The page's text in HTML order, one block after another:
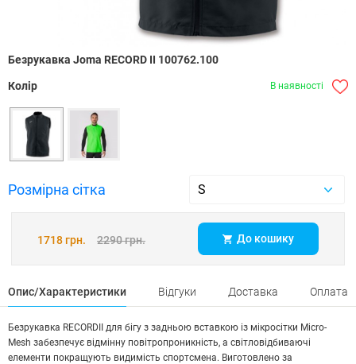
Безрукавка Joma RECORD II 100762.100
В наявності
Колір
Розмірна сітка
1718 грн. 2290 грн. До кошику
Опис/Характеристики Відгуки Доставка Оплата
Безрукавка RECORDII для бігу з задньою вставкою із мікросітки Micro-
Mesh забезпечує відмінну повітропроникність, а світловідбиваючі
елементи покращують видимість спортсмена. Виготовлено за